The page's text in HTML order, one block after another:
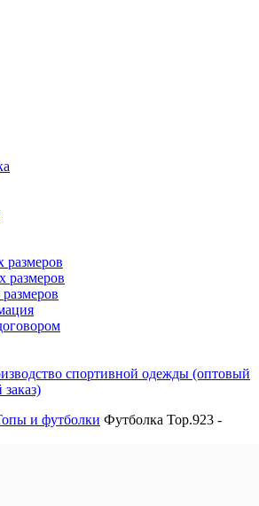
размеров
размеров
спортивной одежды (оптовый
и футболки Футболка Top.923 -